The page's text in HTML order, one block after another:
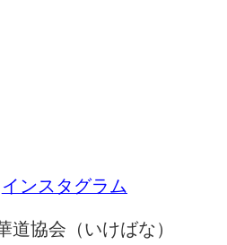
インスタグラム
協会（いけばな）